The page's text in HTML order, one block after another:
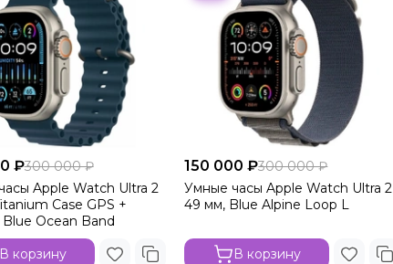
₽300 000 ₽
Apple Watch Ultra 2
Case GPS +
Blue Ocean Band
В корзину
150 000 ₽300 000 ₽
Умные часы Apple Watch Ultra 2
49 мм, Blue Alpine Loop L
В корзину